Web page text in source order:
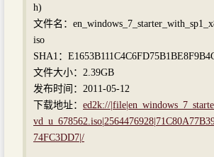
h)
文件名：
iso
SHA1：
文件大小：2.39GB
发布时间：2011-05-12
下载地址： ed2k://
74FC3DD7|/